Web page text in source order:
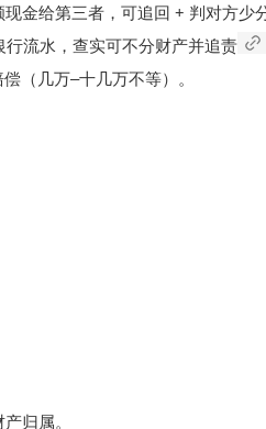
现金给第三者，可追回 + 判对方少
行流水 ，查实可不分财产并追责
偿 （几万–十几万不等）。
归属。